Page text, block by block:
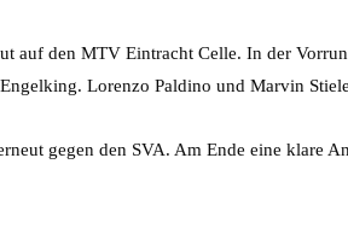
auf den MTV Eintracht Celle. In der
Lorenzo Paldino und Marvin
gegen den SVA. Am Ende eine klare